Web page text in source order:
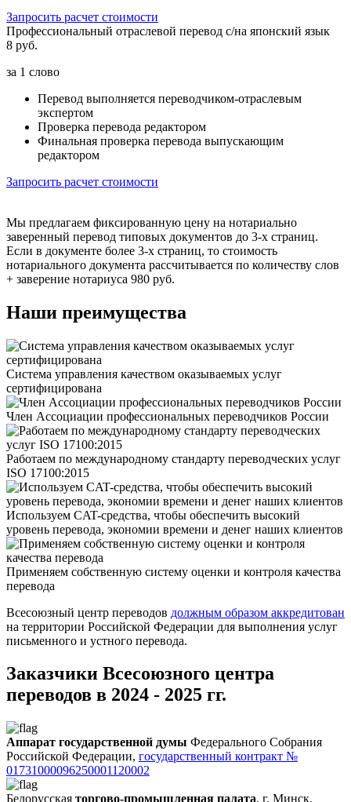
Запросить расчет стоимости
Профессиональный отраслевой перевод с/на японский язык
8 руб.
за 1 слово
Перевод выполняется переводчиком-отраслевым
экспертом
Проверка перевода редактором
Финальная проверка перевода выпускающим
редактором
Запросить расчет стоимости
Мы предлагаем фиксированную цену на нотариально
заверенный перевод типовых документов до 3-х страниц.
Если в документе более 3-х страниц, то стоимость
нотариального документа рассчитывается по количеству слов
+ заверение нотариуса 980 руб.
Наши преимущества
Система управления качеством оказываемых услуг
сертифицирована
Член Ассоциации профессиональных переводчиков России
Работаем по международному стандарту переводческих услуг
ISO 17100:2015
Используем CAT-средства, чтобы обеспечить высокий
уровень перевода, экономии времени и денег наших клиентов
Применяем собственную систему оценки и контроля качества
перевода
Всесоюзный центр переводов должным образом аккредитован
на территории Российской Федерации для выполнения услуг
письменного и устного перевода.
Заказчики Всесоюзного центра
переводов в 2024 - 2025 гг.
Аппарат государственной думы Федерального Собрания
Российской Федерации, государственный контракт №
01731000096250001120002
Белорусская торгово-промышленная палата, г. Минск,